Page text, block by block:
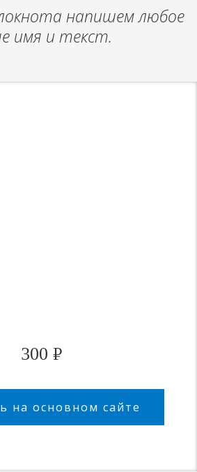
напишем любое
имя и текст.
300 ₽
на основном сайте